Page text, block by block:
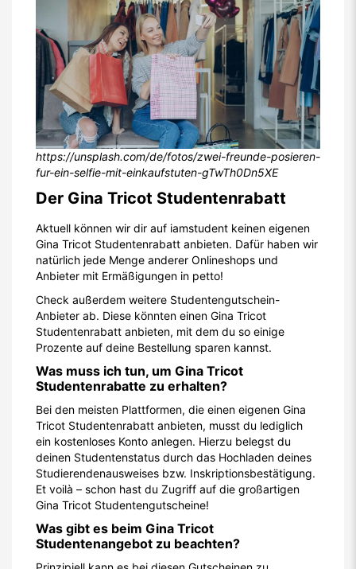
https://unsplash.com/de/fotos/zwei-freunde-posieren-
fur-ein-selfie-mit-einkaufstuten-gTwTh0Dn5XE
Der Gina Tricot Studentenrabatt
Aktuell können wir dir auf iamstudent keinen eigenen
Gina Tricot Studentenrabatt anbieten. Dafür haben wir
natürlich jede Menge anderer Onlineshops und
Anbieter mit Ermäßigungen in petto!
Check außerdem weitere Studentengutschein-
Anbieter ab. Diese könnten einen Gina Tricot
Studentenrabatt anbieten, mit dem du so einige
Prozente auf deine Bestellung sparen kannst.
Was muss ich tun, um Gina Tricot
Studentenrabatte zu erhalten?
Bei den meisten Plattformen, die einen eigenen Gina
Tricot Studentenrabatt anbieten, musst du lediglich
ein kostenloses Konto anlegen. Hierzu belegst du
deinen Studentenstatus durch das Hochladen deines
Studierendenausweises bzw. Inskriptionsbestätigung.
Et voilà – schon hast du Zugriff auf die großartigen
Gina Tricot Studentengutscheine!
Was gibt es beim Gina Tricot
Studentenangebot zu beachten?